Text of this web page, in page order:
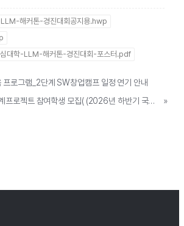
해커톤-경진대회공지용.hwp
대학-LLM-해커톤-경진대회-포스터.pdf
프로그램_2단계 SW창업캠프 일정 연기 안내
[모집홍보] ICT학점연계프로젝트 참여학생 모집( (2026년 하반기 국내과정)
»